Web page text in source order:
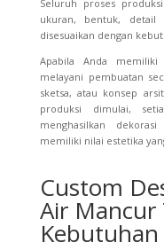
Seluruh proses
ukuran, bentuk, detail
disesuaikan dengan
Apabila Anda
melayani pembuatan
sketsa, atau konsep
produksi dimulai,
menghasilkan
memiliki nilai estetika
Custom
Air Mancur
Kebutuhan